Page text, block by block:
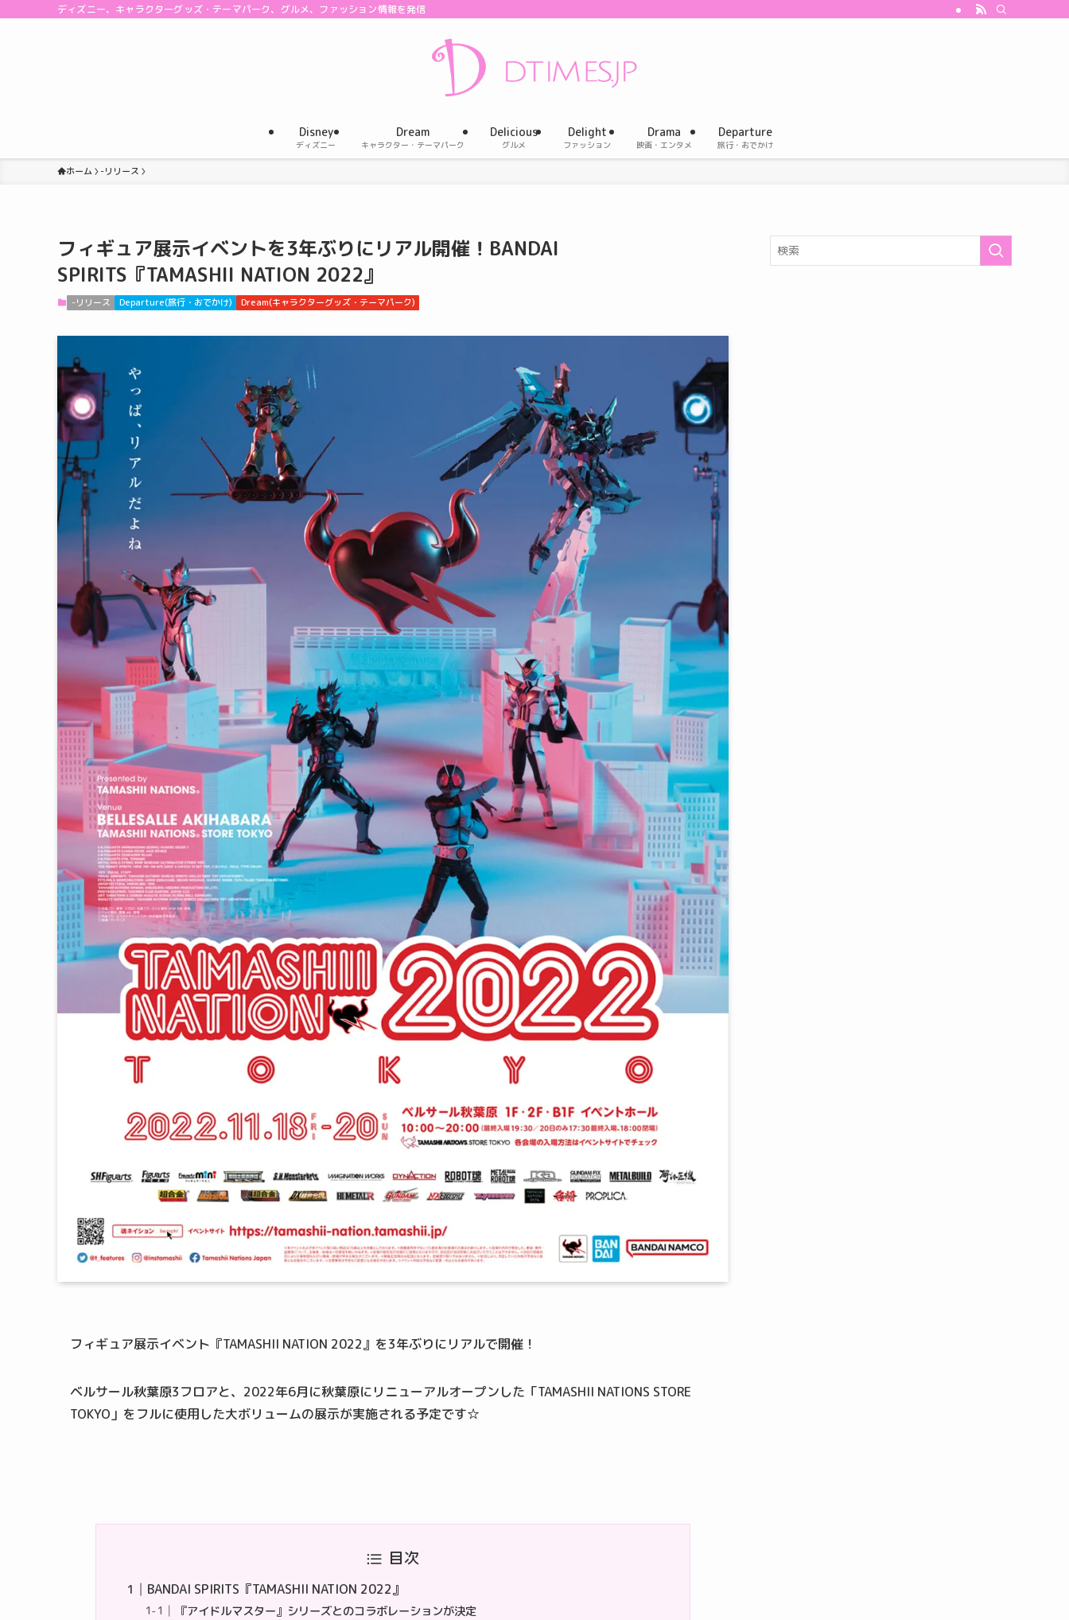
ディズニー、キャラクターグッズ・テーマパーク、グルメ、ファッション情報を発信
Disney
ディズニー
Dream
キャラクター・テーマパーク
Delicious
グルメ
Delight
ファッション
Drama
映画・エンタメ
Departure
旅行・おでかけ
ホーム -リリース
フィギュア展示イベントを3年ぶりにリアル開催！BANDAI
SPIRITS『TAMASHII NATION 2022』
-リリース Departure(旅行・おでかけ) Dream(キャラクターグッズ・テーマパーク)
フィギュア展示イベント『TAMASHII NATION 2022』を3年ぶりにリアルで開催！
ベルサール秋葉原3フロアと、2022年6月に秋葉原にリニューアルオープンした「TAMASHII NATIONS STORE
TOKYO」をフルに使用した大ボリュームの展示が実施される予定です☆
目次
BANDAI SPIRITS『TAMASHII NATION 2022』
『アイドルマスター』シリーズとのコラボレーションが決定